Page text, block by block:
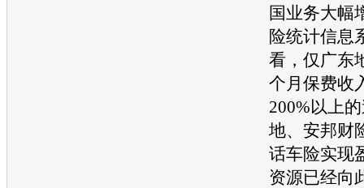
国业务大幅
险统计信息
看，仅广东
个月保费收
200%以上
地、安邦财
话车险实现
资源已经向